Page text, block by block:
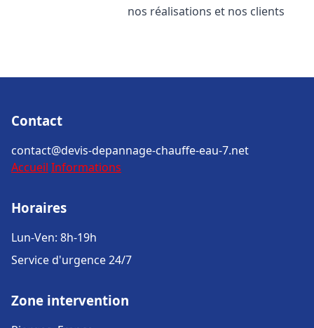
nos réalisations et nos clients
Contact
contact@devis-depannage-chauffe-eau-7.net
Accueil Informations
Horaires
Lun-Ven: 8h-19h
Service d'urgence 24/7
Zone intervention